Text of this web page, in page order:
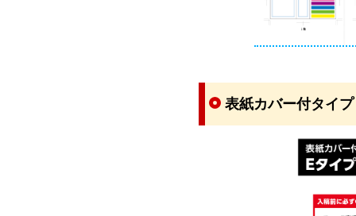
表紙カバー付タイ